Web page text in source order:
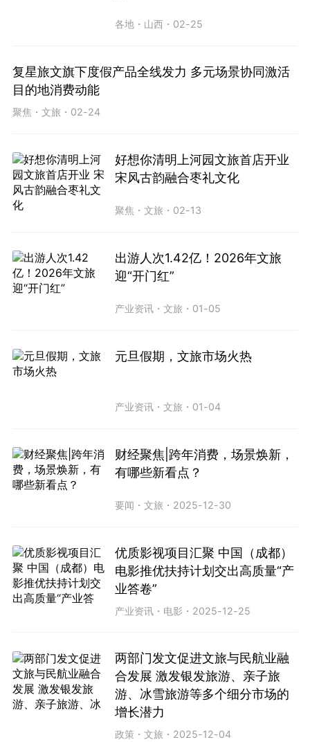
各地 ・ 山西 ・ 02-25
复星旅文旗下度假产品全线发力 多元场景协同激活
目的地消费动能
聚焦 ・ 文旅 ・ 02-24
好想你清明上河园文旅首店开业
宋风古韵融合枣礼文化
聚焦 ・文旅 ・ 02-13
出游人次1.42亿！2026年文旅
迎“开门红”
产业资讯 ・文旅 ・ 01-05
元旦假期，文旅市场火热
产业资讯 ・文旅 ・ 01-04
财经聚焦|跨年消费，场景焕新，
有哪些新看点？
要闻 ・文旅 ・ 2025-12-30
优质影视项目汇聚 中国（成都）
电影推优扶持计划交出高质量“产
业答卷”
产业资讯 ・ 电影 ・ 2025-12-25
两部门发文促进文旅与民航业融
合发展 激发银发旅游、亲子旅
游、冰雪旅游等多个细分市场的
增长潜力
政策 ・文旅 ・ 2025-12-04